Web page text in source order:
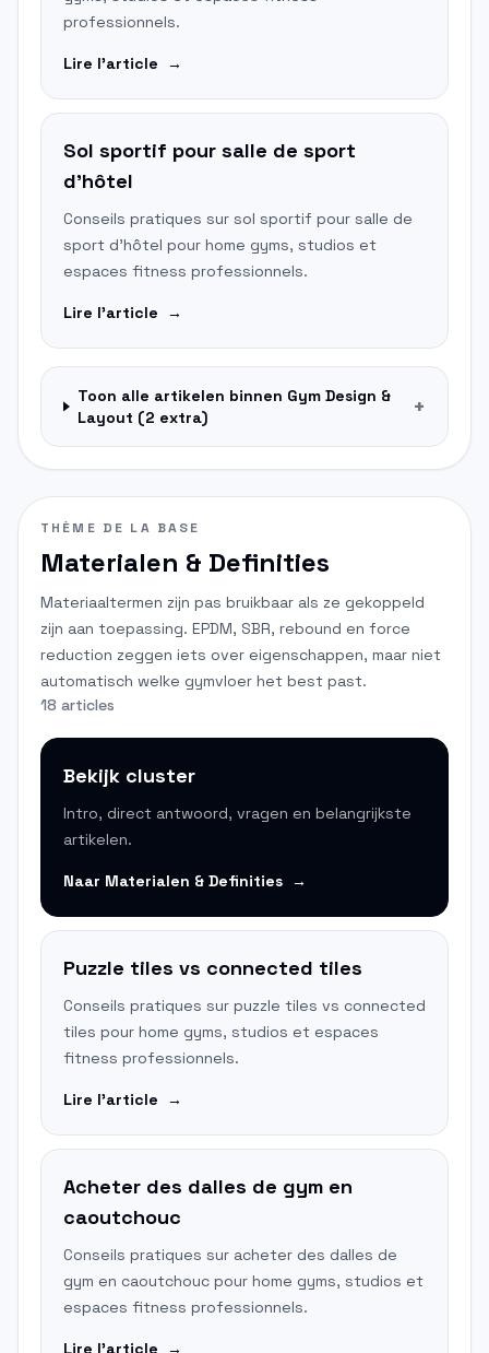
professionnels.
Lire l'article →
Sol sportif pour salle de sport
d'hôtel
Conseils pratiques sur sol sportif pour salle de
sport d'hôtel pour home gyms, studios et
espaces fitness professionnels.
Lire l'article →
Toon alle artikelen binnen Gym Design &
Layout (2 extra) +
THÈME DE LA BASE
Materialen & Definities
Materiaaltermen zijn pas bruikbaar als ze gekoppeld
zijn aan toepassing. EPDM, SBR, rebound en force
reduction zeggen iets over eigenschappen, maar niet
automatisch welke gymvloer het best past.
18 articles
Bekijk cluster
Intro, direct antwoord, vragen en belangrijkste
artikelen.
Naar Materialen & Definities →
Puzzle tiles vs connected tiles
Conseils pratiques sur puzzle tiles vs connected
tiles pour home gyms, studios et espaces
fitness professionnels.
Lire l'article →
Acheter des dalles de gym en
caoutchouc
Conseils pratiques sur acheter des dalles de
gym en caoutchouc pour home gyms, studios et
espaces fitness professionnels.
Lire l'article →